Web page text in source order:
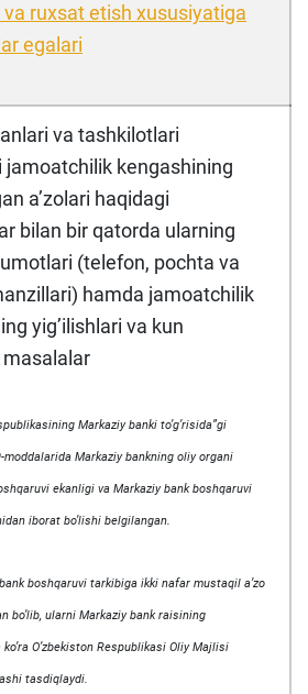
ruxsat etish xususiyatiga
egalari
va tashkilotlari
jamoatchilik kengashining
aʼzolari haqidagi
bilan bir qatorda ularning
(telefon, pochta va
hamda jamoatchilik
yigʼilishlari va kun
Markaziy banki toʼgʼrisida”gi
moddalarida Markaziy bankning oliy organi
ekanligi va Markaziy bank boshqaruvi
iborat boʼlishi belgilangan.
boshqaruvi tarkibiga ikki nafar mustaqil aʼzo
boʼlib, ularni Markaziy bank raisining
Oʼzbekiston Respublikasi Oliy Majlisi
tasdiqlaydi.